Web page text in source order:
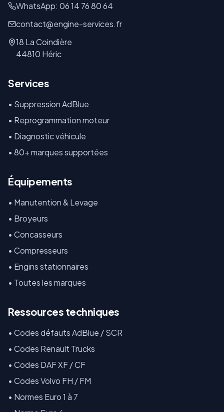
WhatsApp: 06 14 76 80 64
contact@engine-services.fr
18 La Coindière
44810 Héric
Services
• Suppression AdBlue
• Reprogrammation moteur
• Diagnostic véhicule
• 80+ marques supportées
Équipements
• Manutention & Levage
• Broyeurs
• Concasseurs
• Compresseurs
• Engins stationnaires
• Toutes les marques
Ressources techniques
• Codes défauts AdBlue / SCR
• Codes Renault Trucks
• Codes DAF XF / CF
• Codes Volvo FH / FM
• Normes Euro 1 à 7